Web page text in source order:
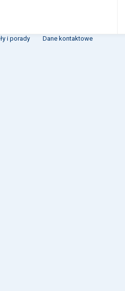
i porady Dane kontaktowe